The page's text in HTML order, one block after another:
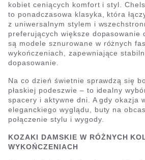
kobiet ceniących komfort i styl.
to ponadczasowa klasyka, która
z uniwersalnym stylem i
preferujących większe dopasowanie
są modele sznurowane w różnych
wykończeniach, zapewniające
dopasowanie.
Na co dzień świetnie sprawdzą się
płaskiej podeszwie – to idealny
spacery i aktywne dni. A gdy okazja
eleganckiego wyglądu, buty na
połączenie stylu i wygody.
KOZAKI DAMSKIE W RÓŻNYCH
WYKOŃCZENIACH